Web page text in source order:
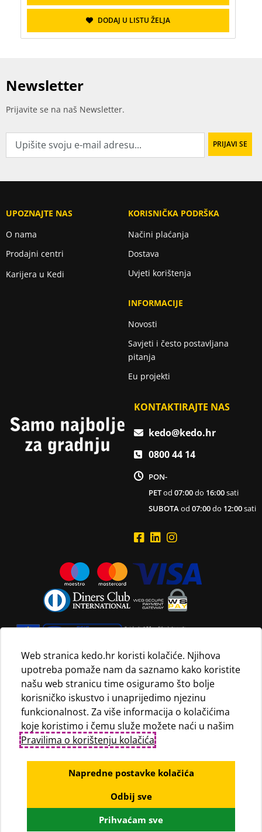
DODAJ U LISTU ŽELJA
Web stranica kedo.hr koristi kolačiće. Njihova
upotreba pomaže nam da saznamo kako koristite
našu web stranicu time osiguramo što bolje
korisničko iskustvo i unaprijedimo njezinu
funkcionalnost. Za više informacija o kolačićima
koje koristimo i čemu služe možete naći u našim
Pravilima o korištenju kolačića.
Napredne postavke kolačića
Odbij sve
Prihvaćam sve
Newsletter
Prijavite se na naš Newsletter.
UPOZNAJTE NAS
O nama
Prodajni centri
Karijera u Kedi
KORISNIČKA PODRŠKA
Načini plaćanja
Dostava
Uvjeti korištenja
INFORMACIJE
Novosti
Savjeti i često postavljana
pitanja
Eu projekti
KONTAKTIRAJTE NAS
kedo@kedo.hr
0800 44 14
PON-
PETod07:00do 16:00sati
SUBOTAod07:00do 12:00sati
Navedene maloprodajne cijene vrijede isključivo za kupnju
proizvoda putem Internet trgovine i mogu se razlikovati od
maloprodajnih cijena u maloprodajnim trgovinama.